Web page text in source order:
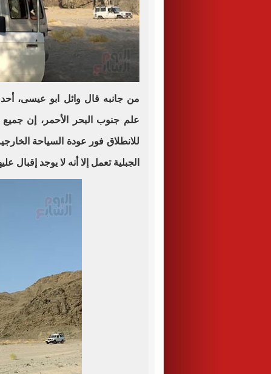
من جانبه قال وائل ابو عيسى،
علم جنوب البحر الأحمر، إن
للانطلاق فور عودة السياحة
الجبلية تعمل إلا أنه لا يوجد